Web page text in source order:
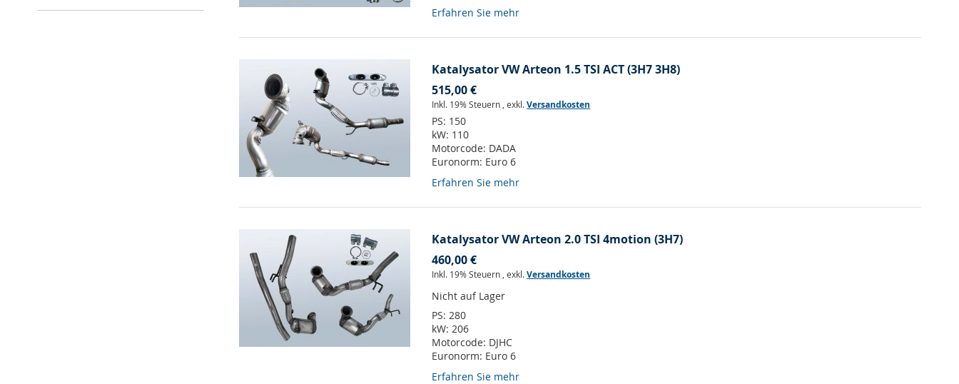
Erfahren Sie mehr
Katalysator VW Arteon 1.5 TSI ACT (3H7 3H8)
515,00 €
Inkl. 19% Steuern ,exkl.Versandkosten
PS: 150
kW: 110
Motorcode: DADA
Euronorm: Euro 6
Erfahren Sie mehr
Katalysator VW Arteon 2.0 TSI 4motion (3H7)
460,00 €
Inkl. 19% Steuern ,exkl.Versandkosten
Nicht auf Lager
PS:280
kW:206
Motorcode: DJHC
Euronorm: Euro 6
Erfahren Sie mehr